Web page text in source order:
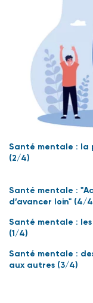
Santé mentale : la
(2/4)
Santé mentale :
d’avancer loin" (4/
Santé mentale :
(1/4)
Santé mentale :
aux autres (3/4)